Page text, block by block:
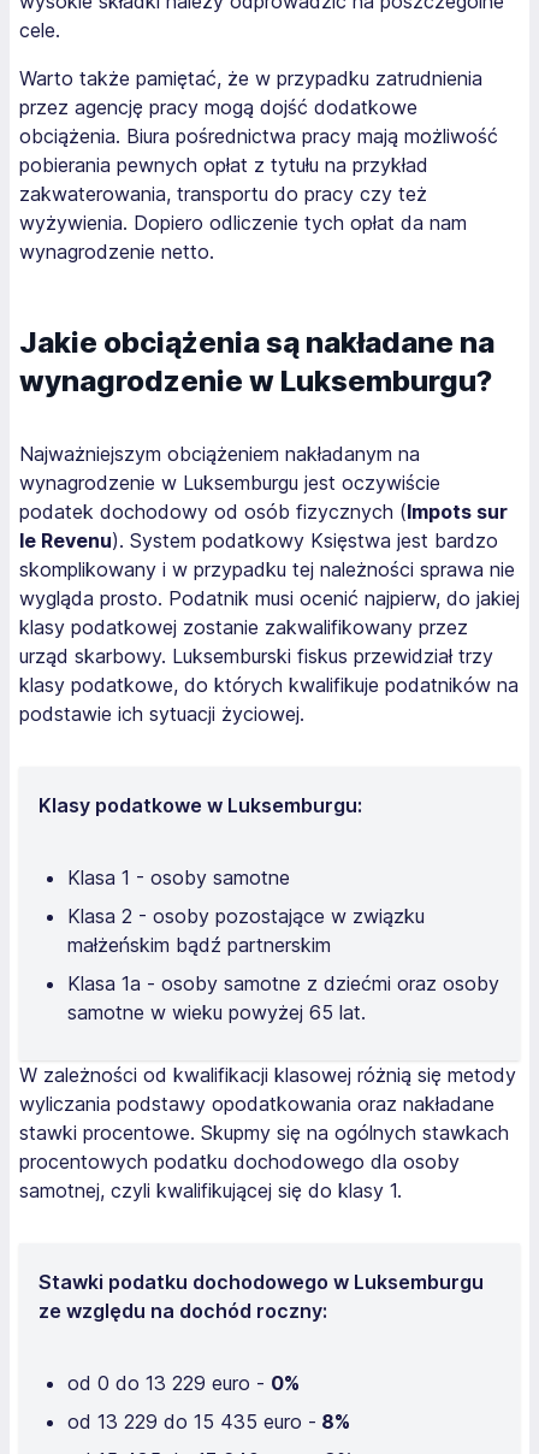
cele.
Warto także pamiętać, że w przypadku zatrudnienia
przez agencję pracy mogą dojść dodatkowe
obciążenia. Biura pośrednictwa pracy mają możliwość
pobierania pewnych opłat z tytułu na przykład
zakwaterowania, transportu do pracy czy też
wyżywienia. Dopiero odliczenie tych opłat da nam
wynagrodzenie netto.
Jakie obciążenia są nakładane na
wynagrodzenie w Luksemburgu?
Najważniejszym obciążeniem nakładanym na
wynagrodzenie w Luksemburgu jest oczywiście
podatek dochodowy od osób fizycznych (Impots sur
le Revenu). System podatkowy Księstwa jest bardzo
skomplikowany i w przypadku tej należności sprawa nie
wygląda prosto. Podatnik musi ocenić najpierw, do jakiej
klasy podatkowej zostanie zakwalifikowany przez
urząd skarbowy. Luksemburski fiskus przewidział trzy
klasy podatkowe, do których kwalifikuje podatników na
podstawie ich sytuacji życiowej.
Klasy podatkowe w Luksemburgu:
Klasa 1 - osoby samotne
Klasa 2 - osoby pozostające w związku
małżeńskim bądź partnerskim
Klasa 1a - osoby samotne z dziećmi oraz osoby
samotne w wieku powyżej 65 lat.
W zależności od kwalifikacji klasowej różnią się metody
wyliczania podstawy opodatkowania oraz nakładane
stawki procentowe. Skupmy się na ogólnych stawkach
procentowych podatku dochodowego dla osoby
samotnej, czyli kwalifikującej się do klasy 1.
Stawki podatku dochodowego w Luksemburgu
ze względu na dochód roczny:
od 0 do 13 229 euro - 0%
od 13 229 do 15 435 euro - 8%